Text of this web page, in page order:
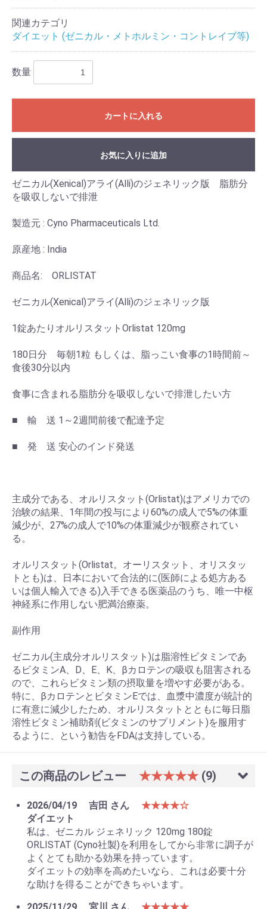
関連カテゴリ
ダイエット (ゼニカル・メトホルミン・コントレイブ等)
数量
カートに入れる
お気に入りに追加
ゼニカル(Xenical)アライ(Alli)のジェネリック版 脂肪分
を吸収しないで排泄
製造元 : Cyno Pharmaceuticals Ltd.
原産地 : India
商品名: ORLISTAT
ゼニカル(Xenical)アライ(Alli)のジェネリック版
1錠あたりオルリスタットOrlistat 120mg
180日分 毎朝1粒 もしくは、脂っこい食事の1時間前～
食後30分以内
食事に含まれる脂肪分を吸収しないで排泄したい方
■ 輸 送 1～2週間前後で配達予定
■ 発 送 安心のインド発送
主成分である、オルリスタット(Orlistat)はアメリカでの
治験の結果、1年間の投与により60%の成人で5%の体重
減少が、27%の成人で10%の体重減少が観察されてい
る。
オルリスタット(Orlistat。オーリスタット、オリスタッ
トとも)は、日本において合法的に(医師による処方ある
いは個人輸入できる)入手できる医薬品のうち、唯一中枢
神経系に作用しない肥満治療薬。
副作用
ゼニカル(主成分オルリスタット)は脂溶性ビタミンであ
るビタミンA、D、E、K、βカロテンの吸収も阻害される
ので、これらビタミン類の摂取量を増やす必要がある。
特に、βカロテンとビタミンEでは、血漿中濃度が統計的
に有意に減少したため、オルリスタットとともに毎日脂
溶性ビタミン補助剤(ビタミンのサプリメント)を服用す
るように、という勧告をFDAは支持している。
この商品のレビュー ★★★★★ (9)
2026/04/19 吉田 さん
★★★★☆
ダイエット
私は、ゼニカル ジェネリック 120mg 180錠
ORLISTAT (Cyno社製)を利用をしてから非常に調子が
よくとても助かる効果を持っています。
ダイエットの効率を高めたいなら、これは必要十分
な助けを得ることができちゃいます。